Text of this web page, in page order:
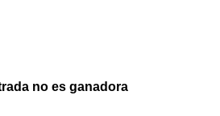
no es ganadora